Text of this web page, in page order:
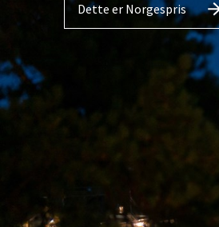
Dette er Norgespris